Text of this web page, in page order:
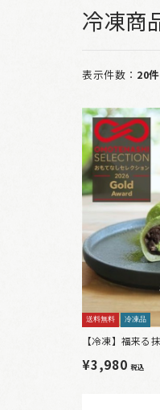
冷凍商
表示件数： 20件
送料無料 冷凍品
【冷凍】福来る
¥3,980税込